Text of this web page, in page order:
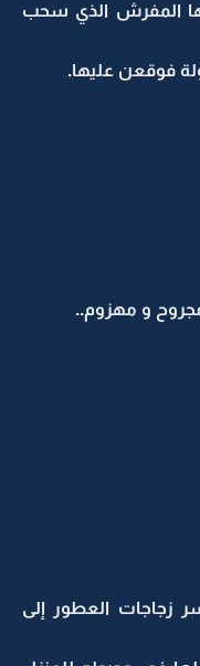
المفرش الذي سحب
فوقعن عليها.
و مهزوم..
زجاجات العطور إلى